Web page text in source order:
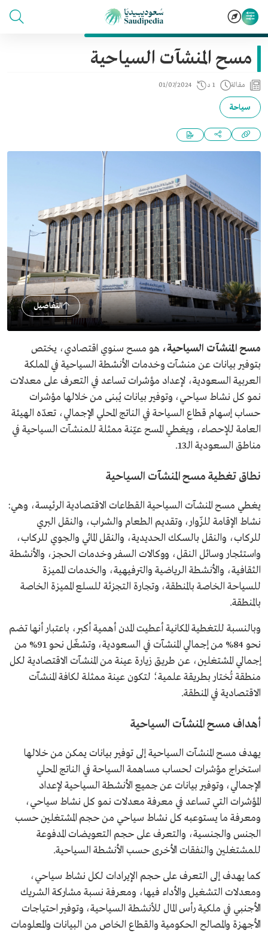
مسح المنشآت السياحية
مقالة 1 د 01/07/2024
سياحة
التفاصيل
مسح المنشآت السياحية، هو مسح سنوي اقتصادي، يختص
بتوفير بيانات عن منشآت وخدمات الأنشطة السياحية في المملكة
العربية السعودية، لإعداد مؤشرات تساعد في التعرف على معدلات
نمو كل نشاط سياحي، وتوفير بيانات يُبنى من خلالها مؤشرات
حساب إسهام قطاع السياحة في الناتج المحلي الإجمالي، تعدّه الهيئة
العامة للإحصاء، ويغطي المسح عيّنة ممثلة للمنشآت السياحية في
مناطق السعودية الـ13.
نطاق تغطية مسح المنشآت السياحية
يغطي مسح المنشآت السياحية القطاعات الاقتصادية الرئيسة، وهي:
نشاط الإقامة للزّوار، وتقديم الطعام والشراب، والنقل البري
للركاب، والنقل بالسكك الحديدية، والنقل المائي والجوي للركاب،
واستئجار وسائل النقل، ووكالات السفر وخدمات الحجز، والأنشطة
الثقافية، والأنشطة الرياضية والترفيهية، والخدمات المميزة
للسياحة الخاصة بالمنطقة، وتجارة التجزئة للسلع المميزة الخاصة
بالمنطقة.
وبالنسبة للتغطية المكانية أعطيت المدن أهمية أكبر، باعتبار أنها تضم
نحو 84% من إجمالي المنشآت في السعودية، وتشغّل نحو 91% من
إجمالي المشتغلين، عن طريق زيارة عينة من المنشآت الاقتصادية لكل
منطقة تُختار بطريقة علمية؛ لتكون عينة ممثلة لكافة المنشآت
الاقتصادية في المنطقة.
أهداف مسح المنشآت السياحية
يهدف مسح المنشآت السياحية إلى توفير بيانات يمكن من خلالها
استخراج مؤشرات لحساب مساهمة السياحة في الناتج المحلي
الإجمالي، وتوفير بيانات عن جميع الأنشطة السياحية لإعداد
المؤشرات التي تساعد في معرفة معدلات نمو كل نشاط سياحي،
ومعرفة ما يستوعبه كل نشاط سياحي من حجم المشتغلين حسب
الجنس والجنسية، والتعرف على حجم التعويضات المدفوعة
للمشتغلين والنفقات الأخرى حسب الأنشطة السياحية.
كما يهدف إلى التعرف على حجم الإيرادات لكل نشاط سياحي،
ومعدلات التشغيل والأداء فيها، ومعرفة نسبة مشاركة الشريك
الأجنبي في ملكية رأس المال للأنشطة السياحية، وتوفير احتياجات
الأجهزة والمصالح الحكومية والقطاع الخاص من البيانات والمعلومات